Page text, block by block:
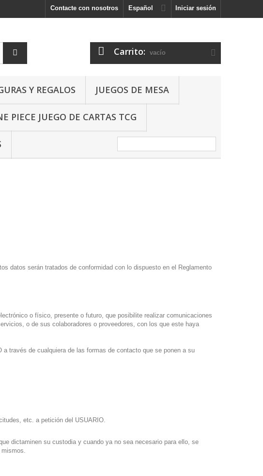
Iniciar sesión
Español
Contacte con nosotros
Carrito: vacío
Y REGALOS JUEGOS DE MESA
PIECE JUEGO DE CARTAS TCG
datos serán tratados de conformidad con lo dispuesto en el Reglamento
o físico, presente o futuro, que posibilite realizar comunicaciones
o de sus colaboradores o proveedores, con los que este haya
través de cualquiera de las formas de contacto que se ponen a su
etc. a petición del USUARIO.
dictaminen su custodia y cuando ya no sea necesario para ello, se
mismos.